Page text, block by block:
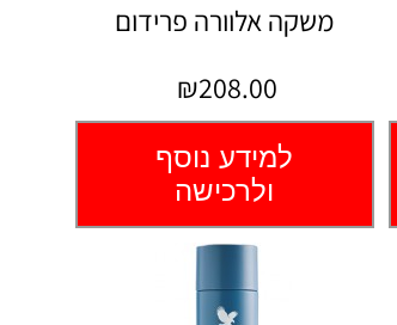
משקה אלוורה פרידום
₪208.00
למידע נוסף
ולרכישה